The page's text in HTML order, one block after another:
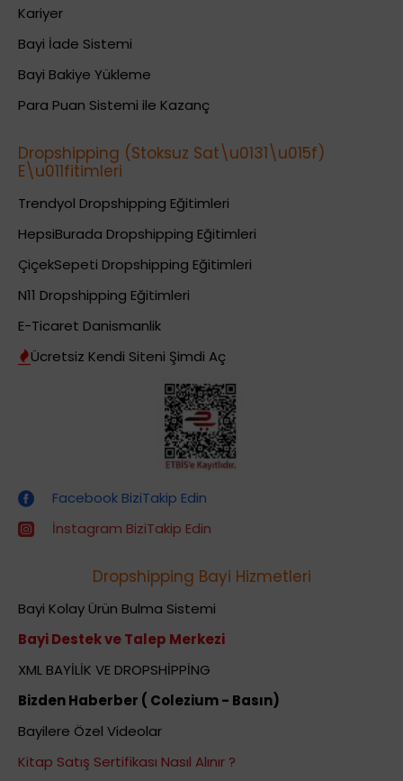
Kariyer
Bayi İade Sistemi
Bayi Bakiye Yükleme
Para Puan Sistemi ile Kazanç
Dropshipping (Stoksuz Sat\u0131\u015f)
E\u011fitimleri
Trendyol Dropshipping Eğitimleri
HepsiBurada Dropshipping Eğitimleri
ÇiçekSepeti Dropshipping Eğitimleri
N11 Dropshipping Eğitimleri
E-Ticaret Danismanlik
Ücretsiz Kendi Siteni Şimdi Aç
Facebook BiziTakip Edin
İnstagram BiziTakip Edin
Dropshipping Bayi Hizmetleri
Bayi Kolay Ürün Bulma Sistemi
Bayi Destek ve Talep Merkezi
XML BAYİLİK VE DROPSHİPPİNG
Bizden Haberber ( Colezium - Basın)
Bayilere Özel Videolar
Kitap Satış Sertifikası Nasıl Alınır ?